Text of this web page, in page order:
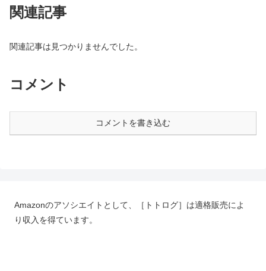
関連記事
関連記事は見つかりませんでした。
コメント
コメントを書き込む
Amazonのアソシエイトとして、［トトログ］は適格販売によ
り収入を得ています。